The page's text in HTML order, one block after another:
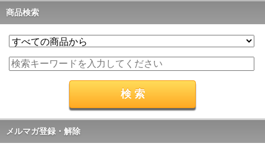
商品検索
メルマガ登録・解除